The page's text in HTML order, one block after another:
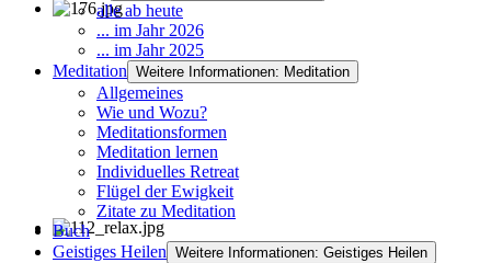
alle ab heute
... im Jahr 2026
... im Jahr 2025
Meditation Weitere Informationen: Meditation
Allgemeines
Wie und Wozu?
Meditationsformen
Meditation lernen
Individuelles Retreat
Flügel der Ewigkeit
Zitate zu Meditation
Buch
Geistiges Heilen Weitere Informationen: Geistiges Heilen